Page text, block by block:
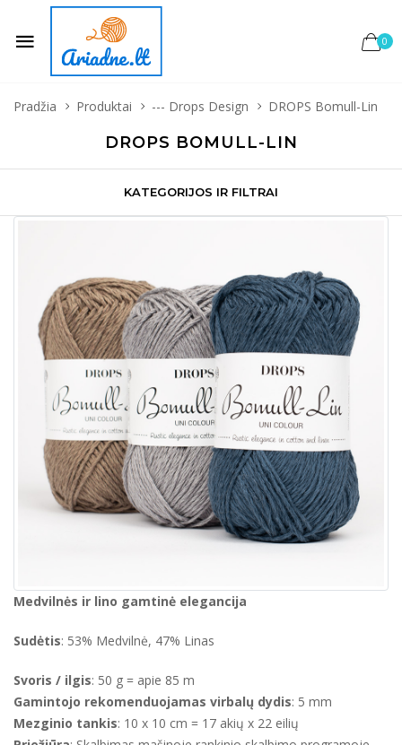
0
Pradžia Produktai --- Drops Design DROPS Bomull-Lin
DROPS BOMULL-LIN
KATEGORIJOS IR FILTRAI
Medvilnės ir lino gamtinė elegancija
Sudėtis: 53% Medvilnė, 47% Linas
Svoris / ilgis: 50 g = apie 85 m
Gamintojo rekomenduojamas virbalų dydis: 5 mm
Mezginio tankis: 10 x 10 cm = 17 akių x 22 eilių